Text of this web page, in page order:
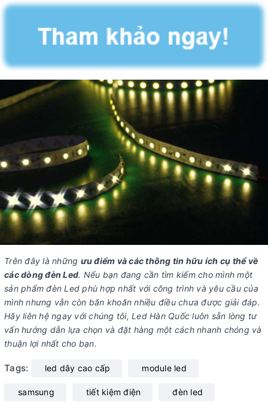
Trên đây là những ưu điểm và các thông tin hữu ích cụ thể về
các dòng đèn Led. Nếu bạn đang cần tìm kiếm cho mình một
sản phẩm đèn Led phù hợp nhất với công trình và yêu cầu của
mình nhưng vẫn còn băn khoăn nhiều điều chưa được giải đáp.
Hãy liên hệ ngay với chúng tôi, Led Hàn Quốc luôn sẵn lòng tư
vấn hướng dẫn lựa chọn và đặt hàng một cách nhanh chóng và
thuận lợi nhất cho bạn.
Tags: led dây cao cấp module led
samsung tiết kiệm điện đèn led